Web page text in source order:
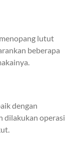
lutut
beberapa
dengan
dilakukan operasi